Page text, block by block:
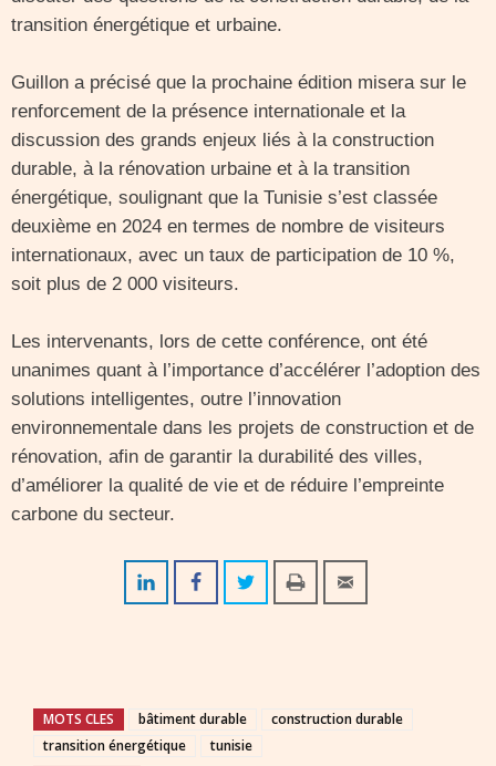
transition énergétique et urbaine.
Guillon a précisé que la prochaine édition misera sur le
renforcement de la présence internationale et la
discussion des grands enjeux liés à la construction
durable, à la rénovation urbaine et à la transition
énergétique, soulignant que la Tunisie s’est classée
deuxième en 2024 en termes de nombre de visiteurs
internationaux, avec un taux de participation de 10 %,
soit plus de 2 000 visiteurs.
Les intervenants, lors de cette conférence, ont été
unanimes quant à l’importance d’accélérer l’adoption des
solutions intelligentes, outre l’innovation
environnementale dans les projets de construction et de
rénovation, afin de garantir la durabilité des villes,
d’améliorer la qualité de vie et de réduire l’empreinte
carbone du secteur.
MOTS CLES bâtiment durable
construction durable
transition énergétique
tunisie